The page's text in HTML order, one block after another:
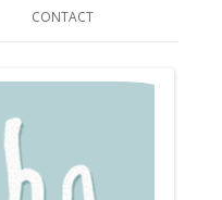
L’INTENTION, LE SANKALPA, LA
LETTRE À L’UNIVERS
CONTACT